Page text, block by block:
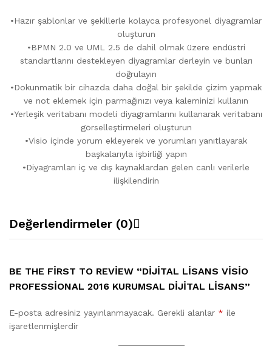
•Hazır şablonlar ve şekillerle kolayca profesyonel diyagramlar
oluşturun
•BPMN 2.0 ve UML 2.5 de dahil olmak üzere endüstri
standartlarını destekleyen diyagramlar derleyin ve bunları
doğrulayın
•Dokunmatik bir cihazda daha doğal bir şekilde çizim yapmak
ve not eklemek için parmağınızı veya kaleminizi kullanın
•Yerleşik veritabanı modeli diyagramlarını kullanarak veritabanı
görselleştirmeleri oluşturun
•Visio içinde yorum ekleyerek ve yorumları yanıtlayarak
başkalarıyla işbirliği yapın
•Diyagramları iç ve dış kaynaklardan gelen canlı verilerle
ilişkilendirin
Değerlendirmeler (0)
BE THE FIRST TO REVIEW “DIJITAL LISANS VISIO
PROFESSIONAL 2016 KURUMSAL DIJITAL LISANS”
E-posta adresiniz yayınlanmayacak. Gerekli alanlar * ile
işaretlenmişlerdir